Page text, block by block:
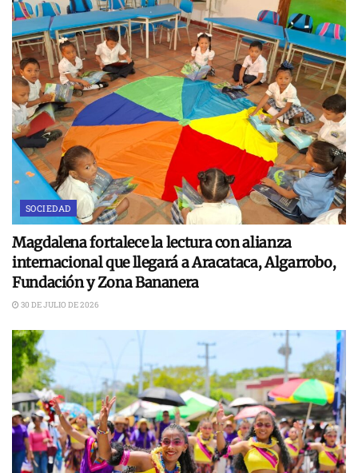
SOCIEDAD
Magdalena fortalece la lectura con alianza
internacional que llegará a Aracataca, Algarrobo,
Fundación y Zona Bananera
30 DE JULIO DE 2026